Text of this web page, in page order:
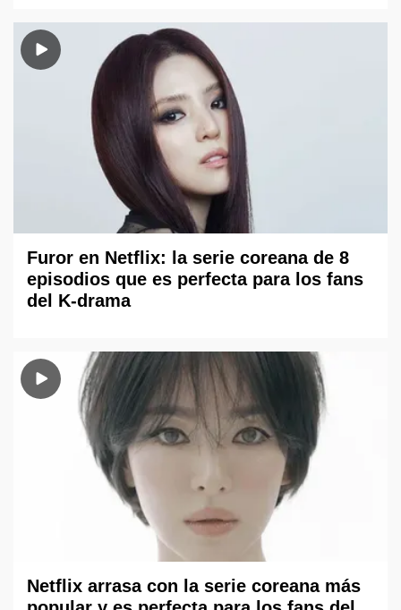
Furor en Netflix: la serie coreana de 8
episodios que es perfecta para los fans
del K-drama
Netflix arrasa con la serie coreana más